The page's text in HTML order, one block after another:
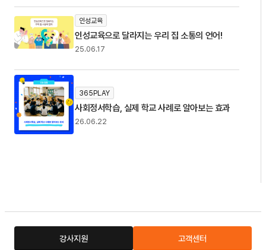
인성교육
인성교육으로 달라지는 우리 집 소통의 언어!
25.06.17
365PLAY
사회정서학습, 실제 학교 사례로 알아보는 효과
26.06.22
강사지원 고객센터